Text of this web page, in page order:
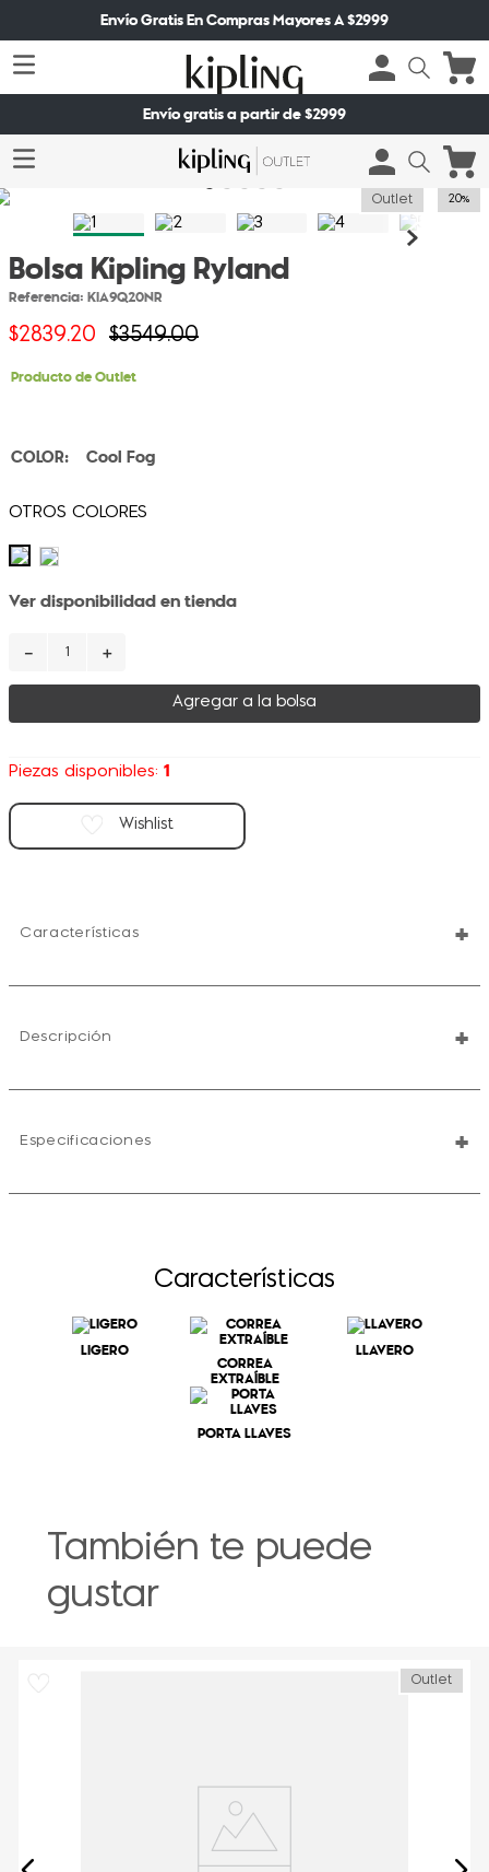
Envío Gratis En Compras Mayores A $2999
Envío gratis a partir de $2999
Outlet 20%
Bolsa Kipling Ryland
Referencia: KIA9Q20NR
$2839.20 $3549.00
Producto de Outlet
Cool Fog
Ver disponibilidad en tienda
＋
－
Agregar a la bolsa
Piezas disponibles: 1
Características +
Descripción +
Especificaciones +
Características
LIGERO
CORREA
EXTRAÍBLE
LLAVERO
PORTA LLAVES
También te puede
gustar
Outlet